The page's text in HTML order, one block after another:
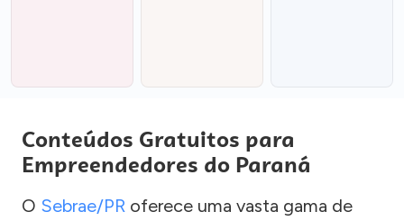
Conteúdos Gratuitos para
Empreendedores do Paraná
O Sebrae/PR oferece uma vasta gama de